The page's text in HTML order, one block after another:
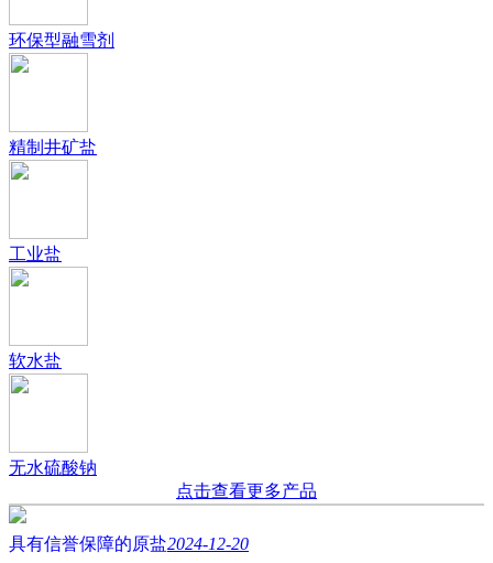
环保型融雪剂
精制井矿盐
工业盐
软水盐
无水硫酸钠
点击查看更多产品
具有信誉保障的原盐2024-12-20